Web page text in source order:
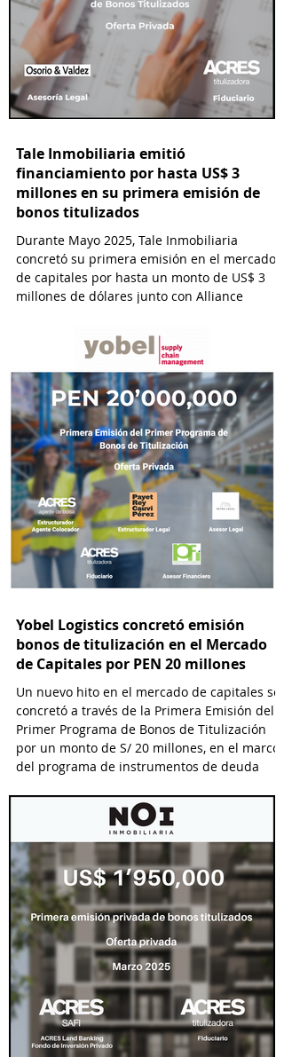
Tale Inmobiliaria emitió
financiamiento por hasta US$ 3
millones en su primera emisión de
bonos titulizados
Durante Mayo 2025, Tale Inmobiliaria
concretó su primera emisión en el mercado
de capitales por hasta un monto de US$ 3
millones de dólares junto con Alliance
Titulizadora y por el estudio Osorio & Valdez
Yobel Logistics concretó emisión
bonos de titulización en el Mercado
de Capitales por PEN 20 millones
Un nuevo hito en el mercado de capitales se
concretó a través de la Primera Emisión del
Primer Programa de Bonos de Titulización
por un monto de S/ 20 millones, en el marco
del programa de instrumentos de deuda
S.A., el cual permitirá emisiones hasta por S/